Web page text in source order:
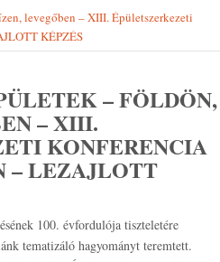
levegőben – XIII. Épületszerkezeti
KÉPZÉS
– FÖLDÖN,
– XIII.
KONFERENCIA
– LEZAJLOTT
100. évfordulója tiszteletére
tematizáló hagyományt teremtett.